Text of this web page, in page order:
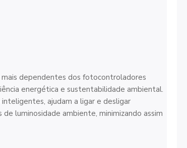
dependentes dos fotocontroladores
energética e sustentabilidade ambiental.
ajudam a ligar e desligar
luminosidade ambiente, minimizando assim